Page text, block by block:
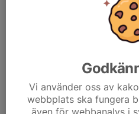
Vi använder oss av
webbplats ska fungera
även för webbanalys i